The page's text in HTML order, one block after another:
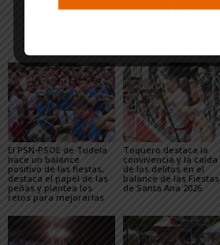
El PSN-PSOE de Tudela
hace un balance
positivo de las fiestas,
destaca el papel de las
peñas y plantea los
retos para mejorarlas
Toquero destaca la
convivencia y la caída
de los delitos en el
balance de las Fiestas
de Santa Ana 2026